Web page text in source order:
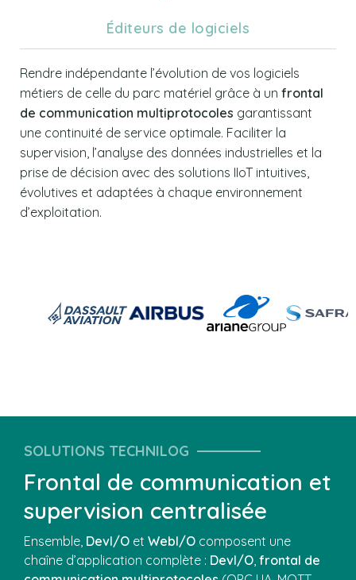
Éditeurs de logiciels
Rendre indépendante l’évolution de vos logiciels
métiers de celle du parc matériel grâce à un frontal
de communication multiprotocoles garantissant
une continuité de service optimale. Faciliter la
supervision, l’analyse des données industrielles et la
prise de décision avec des solutions IIoT intuitives,
évolutives et adaptées à chaque environnement
d’exploitation.
SOLUTIONS TECHNILOG
Frontal de communication et
supervision centralisée
Ensemble, DevI/O et WebI/O composent une
chaîne d’application complète : DevI/O, frontal de